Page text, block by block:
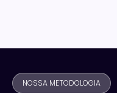
NOSSA METODOLOGIA